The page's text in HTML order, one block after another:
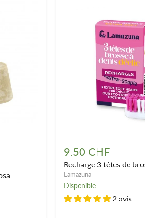
3
têtes
de
brosse
à
dents
9.50 CHF
Recharge 3 têtes de
Lamazuna
Disponible
2 avis